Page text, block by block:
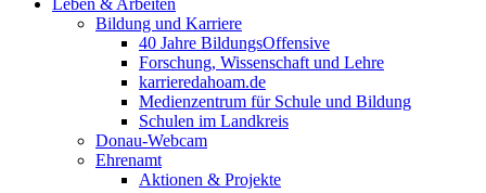
Leben & Arbeiten
Bildung und Karriere
40 Jahre BildungsOffensive
Forschung, Wissenschaft und Lehre
karrieredahoam.de
Medienzentrum für Schule und Bildung
Schulen im Landkreis
Donau-Webcam
Ehrenamt
Aktionen & Projekte